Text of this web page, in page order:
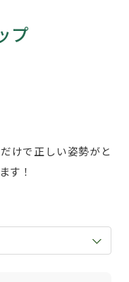
プ
けで正しい姿勢がと
す！